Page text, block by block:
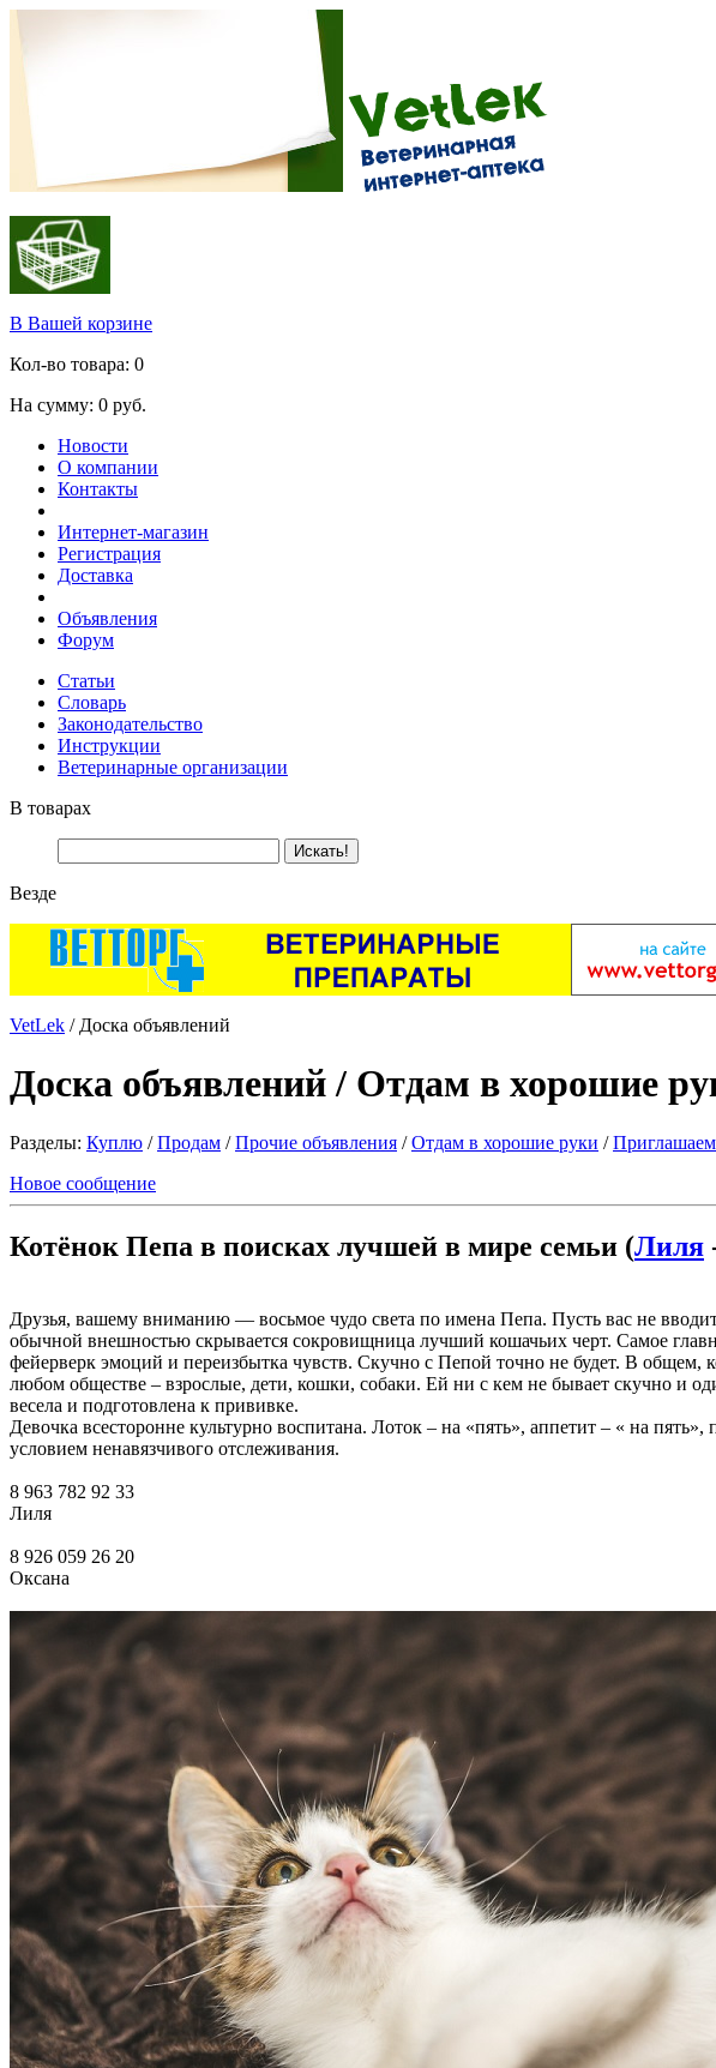
В Вашей корзине
Кол-во товара: 0
На сумму: 0 руб.
Новости
О компании
Контакты
Интернет-магазин
Регистрация
Доставка
Объявления
Форум
Статьи
Словарь
Законодательство
Инструкции
Ветеринарные организации
В товарах
Везде
VetLek / Доска объявлений
Доска объявлений / Отдам в хорошие
Разделы: Куплю /Продам /Прочие объявления /Отдам в хорошие руки /
Новое сообщение
Котёнок Пепа в поисках лучшей в мире семьи (Лиля
Друзья, вашему вниманию — восьмое чудо света по имена Пепа. Пусть вас не
обычной внешностью скрывается сокровищница лучший кошачьих черт.
фейерверк эмоций и переизбытка чувств. Скучно с Пепой точно не будет. В
любом обществе – взрослые, дети, кошки, собаки. Ей ни с кем не бывает скучно и
весела и подготовлена к прививке.
Девочка всесторонне культурно воспитана. Лоток – на «пять», аппетит – « на
условием ненавязчивого отслеживания.
8 963 782 92 33
Лиля
8 926 059 26 20
Оксана